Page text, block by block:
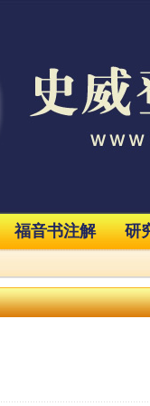
福音书注解 研